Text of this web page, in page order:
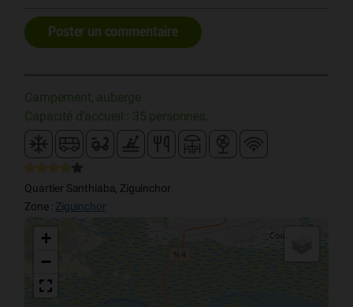
Poster un commentaire
Campement, auberge
Capacité d'accueil : 35 personnes.
Quartier Santhiaba, Ziguinchor
Zone : Ziguinchor
+
−